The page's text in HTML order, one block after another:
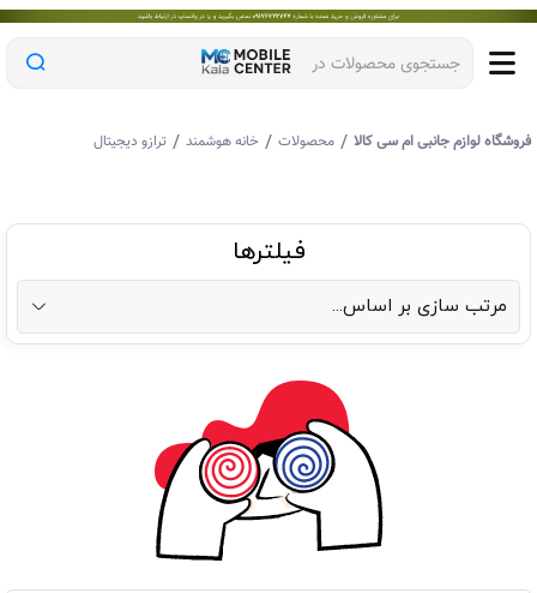
جستجوی محصولات در
لوازم جانبی ام سی کالا / محصولات / خانه هوشمند / ترازو دیجیتال
فیلترها